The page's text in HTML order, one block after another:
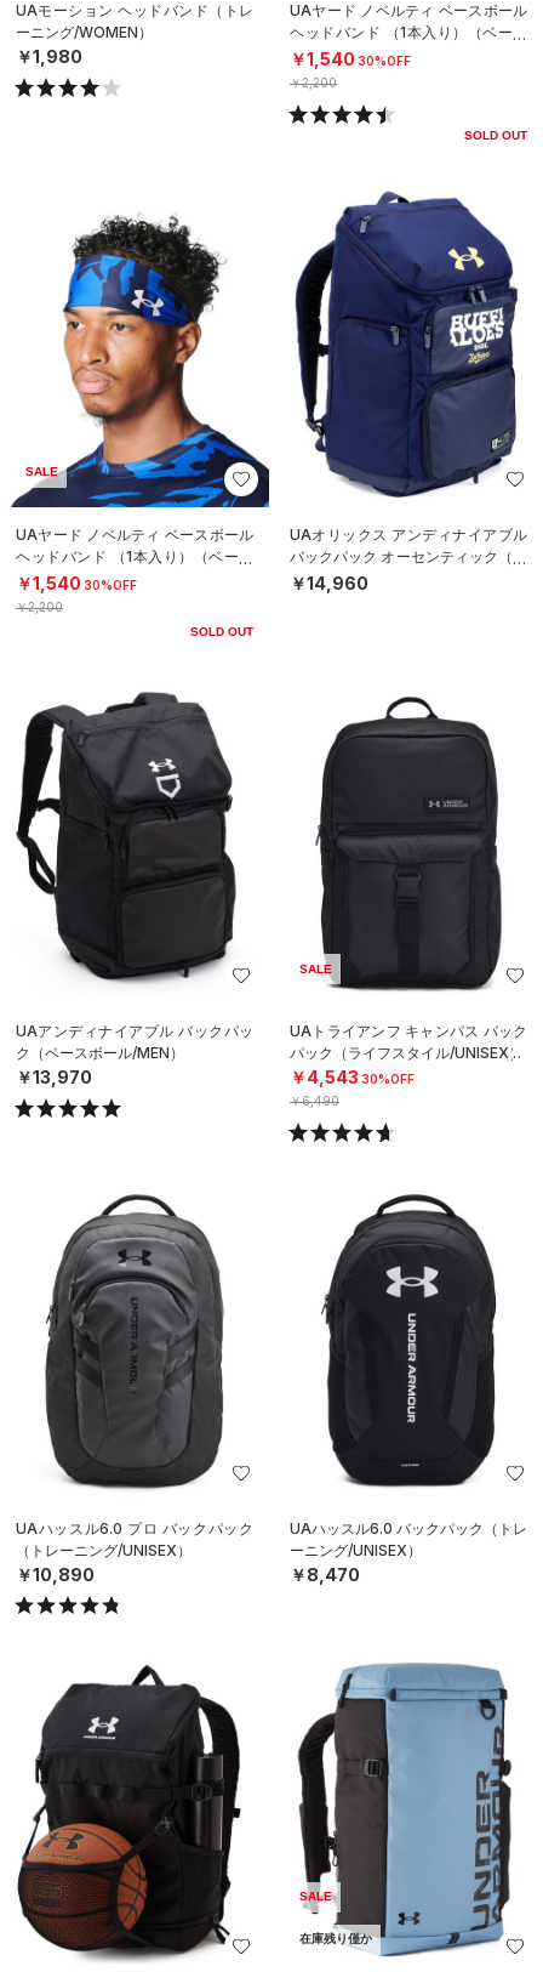
UAモーション ヘッドバンド（トレ
ーニング/WOMEN）
￥1,980
UAヤード ノベルティ ベースボール
ヘッドバンド （1本入り）（ベース
ボール/MEN）
￥1,540 30%OFF
￥2,200
SOLD OUT
SALE
UAヤード ノベルティ ベースボール
ヘッドバンド （1本入り）（ベース
ボール/MEN）
￥1,540 30%OFF
￥2,200
SOLD OUT
UAオリックス アンディナイアブル
バックパック オーセンティック（ベ
ースボール/MEN）
￥14,960
UAアンディナイアブル バックパッ
ク（ベースボール/MEN）
￥13,970
SALE
UAトライアンフ キャンパス バック
パック（ライフスタイル/UNISEX）
￥4,543 30%OFF
￥6,490
UAハッスル6.0 プロ バックパック
（トレーニング/UNISEX）
￥10,890
UAハッスル6.0 バックパック（トレ
ーニング/UNISEX）
￥8,470
SALE
在庫残り僅か